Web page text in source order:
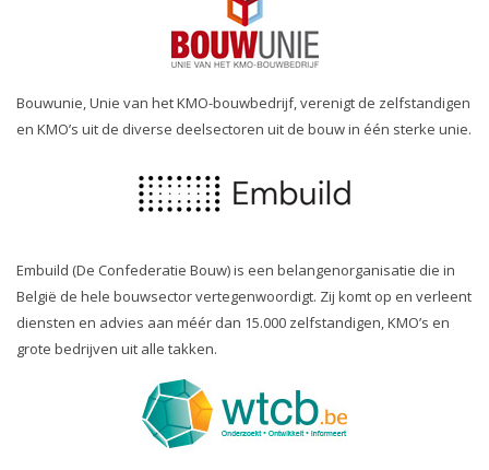
Bouwunie, Unie van het KMO-bouwbedrijf, verenigt de zelfstandigen
en KMO’s uit de diverse deelsectoren uit de bouw in één sterke unie.
Embuild (De Confederatie Bouw) is een belangenorganisatie die in
België de hele bouwsector vertegenwoordigt. Zij komt op en verleent
diensten en advies aan méér dan 15.000 zelfstandigen, KMO’s en
grote bedrijven uit alle takken.